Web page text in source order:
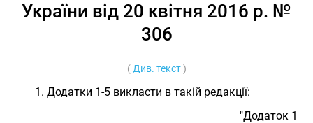
України від 20 квітня 2016 р. №
306
( Див. текст)
1. Додатки 1-5 викласти в такій редакції:
"Додаток 1